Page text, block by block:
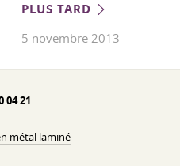
PLUS TARD
5 novembre 2013
04 21
métal laminé